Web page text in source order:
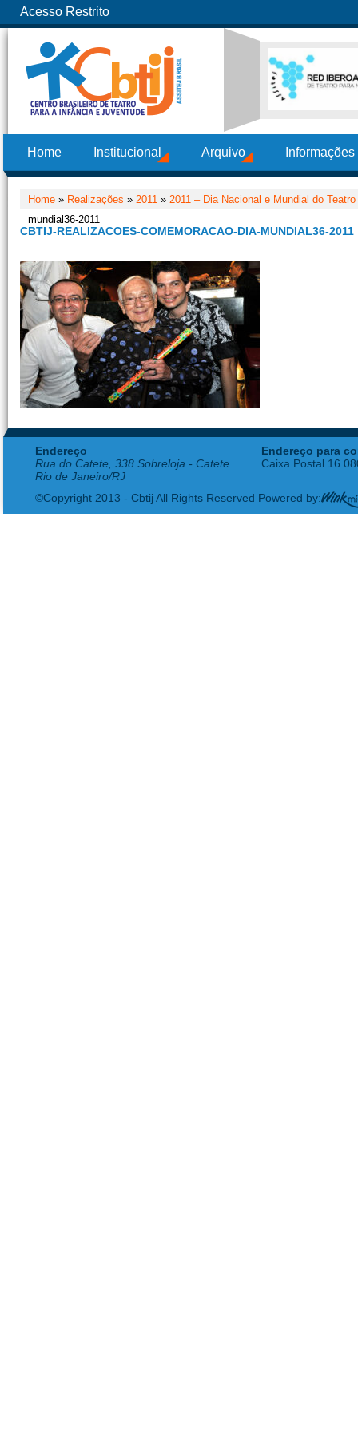
Acesso Restrito
Home Institucional Arquivo
Home » Realizações » 2011 » 2011 – Dia Nacional e Mundial do
mundial36-2011
CBTIJ-REALIZACOES-COMEMORACAO-DIA-MUNDIAL36-2011
Endereço
Rua do Catete, 338 Sobreloja - Catete
Rio de Janeiro/RJ
Endereço para
Caixa Postal
©Copyright 2013 - Cbtij All Rights Reserved Powered by: